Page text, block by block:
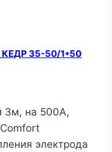
КЕДР 35-50/1*50
3м, на 500А,
электрода